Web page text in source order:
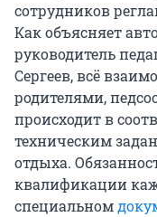
сотрудников
Как объясняет
руководитель
Сергеев, всё
родителями,
происходит в
техническим
отдыха.
квалификации
специальном